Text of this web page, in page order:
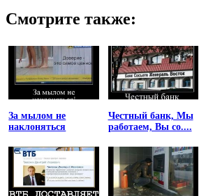
Смотрите также:
За мылом не
наклоняться
Честный банк, Мы
работаем, Вы со....